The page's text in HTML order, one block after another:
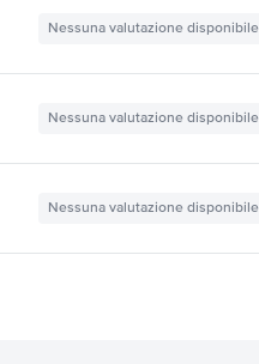
Nessuna valutazione disponibile
Nessuna valutazione disponibile
Nessuna valutazione disponibile